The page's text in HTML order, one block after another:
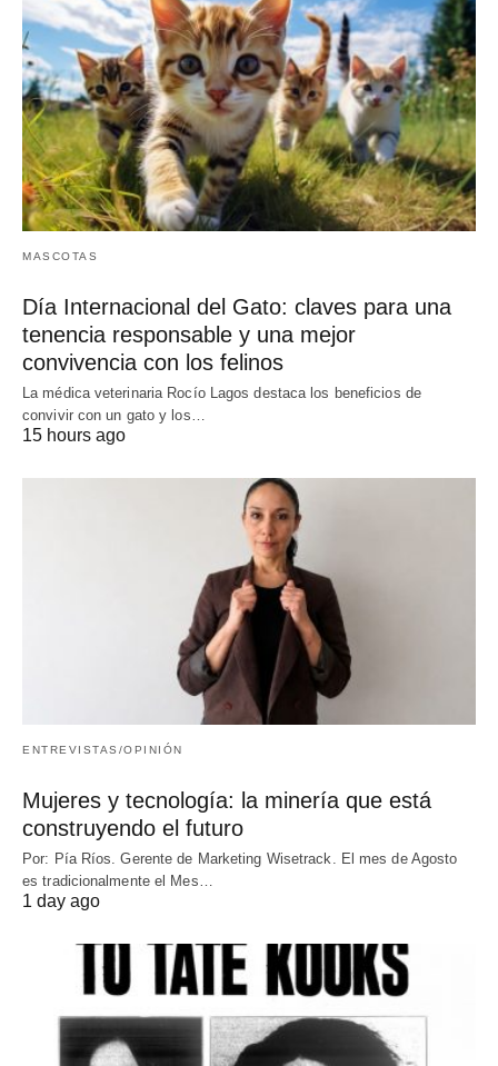
MASCOTAS
Día Internacional del Gato: claves para una
tenencia responsable y una mejor
convivencia con los felinos
La médica veterinaria Rocío Lagos destaca los beneficios de
convivir con un gato y los…
15 hours ago
ENTREVISTAS/OPINIÓN
Mujeres y tecnología: la minería que está
construyendo el futuro
Por: Pía Ríos. Gerente de Marketing Wisetrack. El mes de Agosto
es tradicionalmente el Mes…
1 day ago